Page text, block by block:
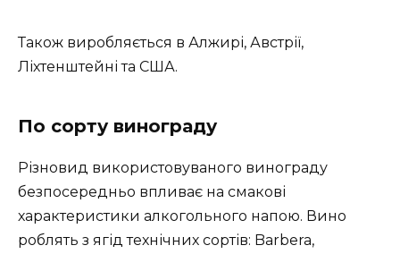
Також виробляється в Алжирі, Австрії,
Ліхтенштейні та США.
По сорту винограду
Різновид використовуваного винограду
безпосередньо впливає на смакові
характеристики алкогольного напою. Вино
роблять з ягід технічних сортів: Barbera,